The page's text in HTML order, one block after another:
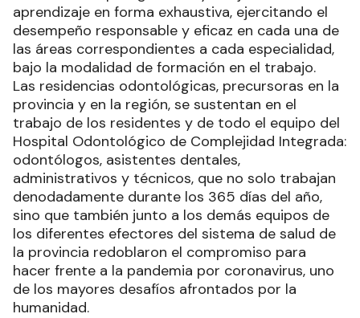
aprendizaje en forma exhaustiva, ejercitando el
desempeño responsable y eficaz en cada una de
las áreas correspondientes a cada especialidad,
bajo la modalidad de formación en el trabajo.
Las residencias odontológicas, precursoras en la
provincia y en la región, se sustentan en el
trabajo de los residentes y de todo el equipo del
Hospital Odontológico de Complejidad Integrada:
odontólogos, asistentes dentales,
administrativos y técnicos, que no solo trabajan
denodadamente durante los 365 días del año,
sino que también junto a los demás equipos de
los diferentes efectores del sistema de salud de
la provincia redoblaron el compromiso para
hacer frente a la pandemia por coronavirus, uno
de los mayores desafíos afrontados por la
humanidad.